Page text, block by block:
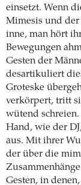
einsetzt. Wenn
Mimesis und der
inne, man hört
Bewegungen
Gesten der
desartikuliert
Groteske
verkörpert, tritt
wütend
Hand, wie der
aus. Mit ihrer
der über die
Gesten, in